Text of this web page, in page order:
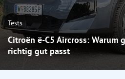
Tests
Citroën ë-C5 Aircross: Warum
richtig gut passt